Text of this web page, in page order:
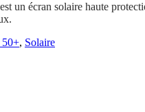
écran solaire haute
50+, Solaire